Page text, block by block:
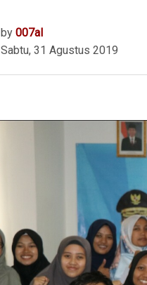
by 007al
Sabtu, 31 Agustus 2019